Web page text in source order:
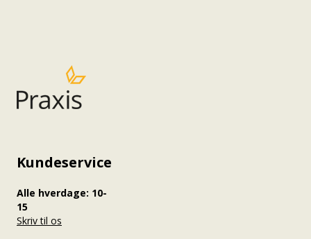
Bedømmelse og karakterer
Quizspørgsmål og spørgsmålsbank
Kundeservice
Alle hverdage: 10-
15
Skriv til os